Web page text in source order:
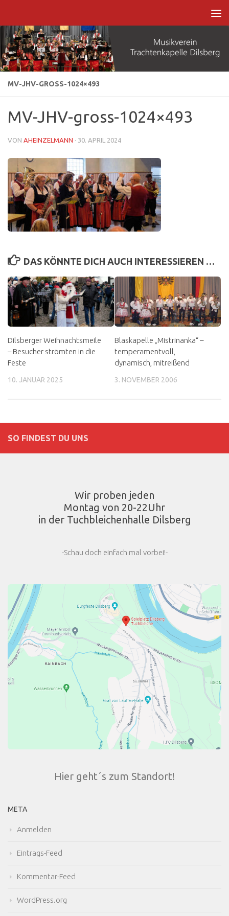
MV-JHV-GROSS-1024×493
MV-JHV-gross-1024×493
VON AHEINZELMANN · 30. APRIL 2024
DAS KÖNNTE DICH AUCH INTERESSIEREN …
Dilsberger Weihnachtsmeile
– Besucher strömten in die
Feste
10. JANUAR 2025
Blaskapelle „Mistrinanka“ –
temperamentvoll,
dynamisch, mitreißend
3. NOVEMBER 2006
SO FINDEST DU UNS
Wir proben jeden
Montag von 20-22Uhr
in der Tuchbleichenhalle Dilsberg
-Schau doch einfach mal vorbei!-
Hier geht´s zum Standort!
META
Anmelden
Eintrags-Feed
Kommentar-Feed
WordPress.org